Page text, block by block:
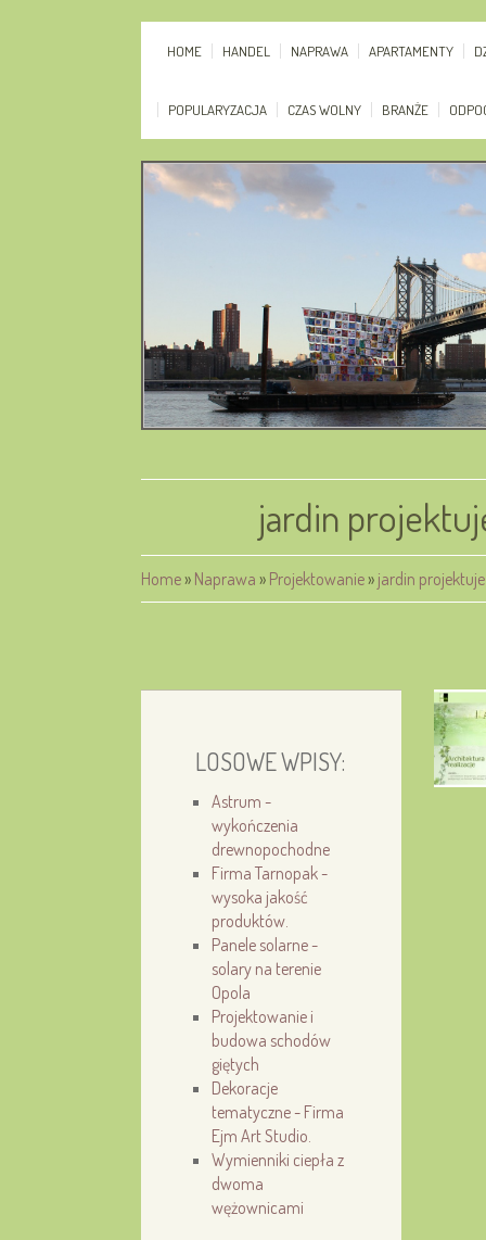
HOME HANDEL NAPRAWA APARTAMENTY
POPULARYZACJA CZAS WOLNY BRANŻE
jardin
Home» Naprawa » Projektowanie» jardin
LOSOWE WPISY:
Astrum -
wykończenia
drewnopochodne
Firma Tarnopak -
wysoka jakość
produktów.
Panele solarne -
solary na terenie
Opola
Projektowanie i
budowa schodów
giętych
Dekoracje
tematyczne - Firma
Ejm Art Studio.
Wymienniki ciepła z
dwoma
wężownicami